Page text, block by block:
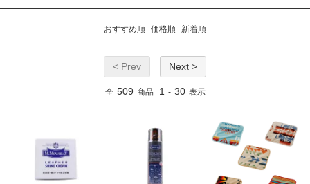
おすすめ順 価格順 新着順
< Prev Next >
全 509 商品 1 - 30 表示